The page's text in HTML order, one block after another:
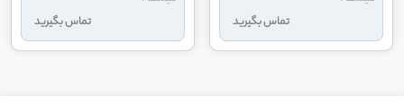
تماس بگیرید تماس بگیرید